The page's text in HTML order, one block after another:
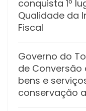
conquista 1º
Qualidade da
Fiscal
Governo do
de Conversão
bens e
conservação